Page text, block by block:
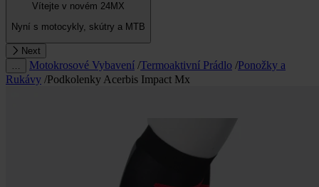
Vítejte v novém 24MX
Nyní s motocykly, skútry a MTB
Next
Motokrosové Vybavení /Termoaktivní Prádlo /Ponožky a
Rukávy /Podkolenky Acerbis Impact Mx